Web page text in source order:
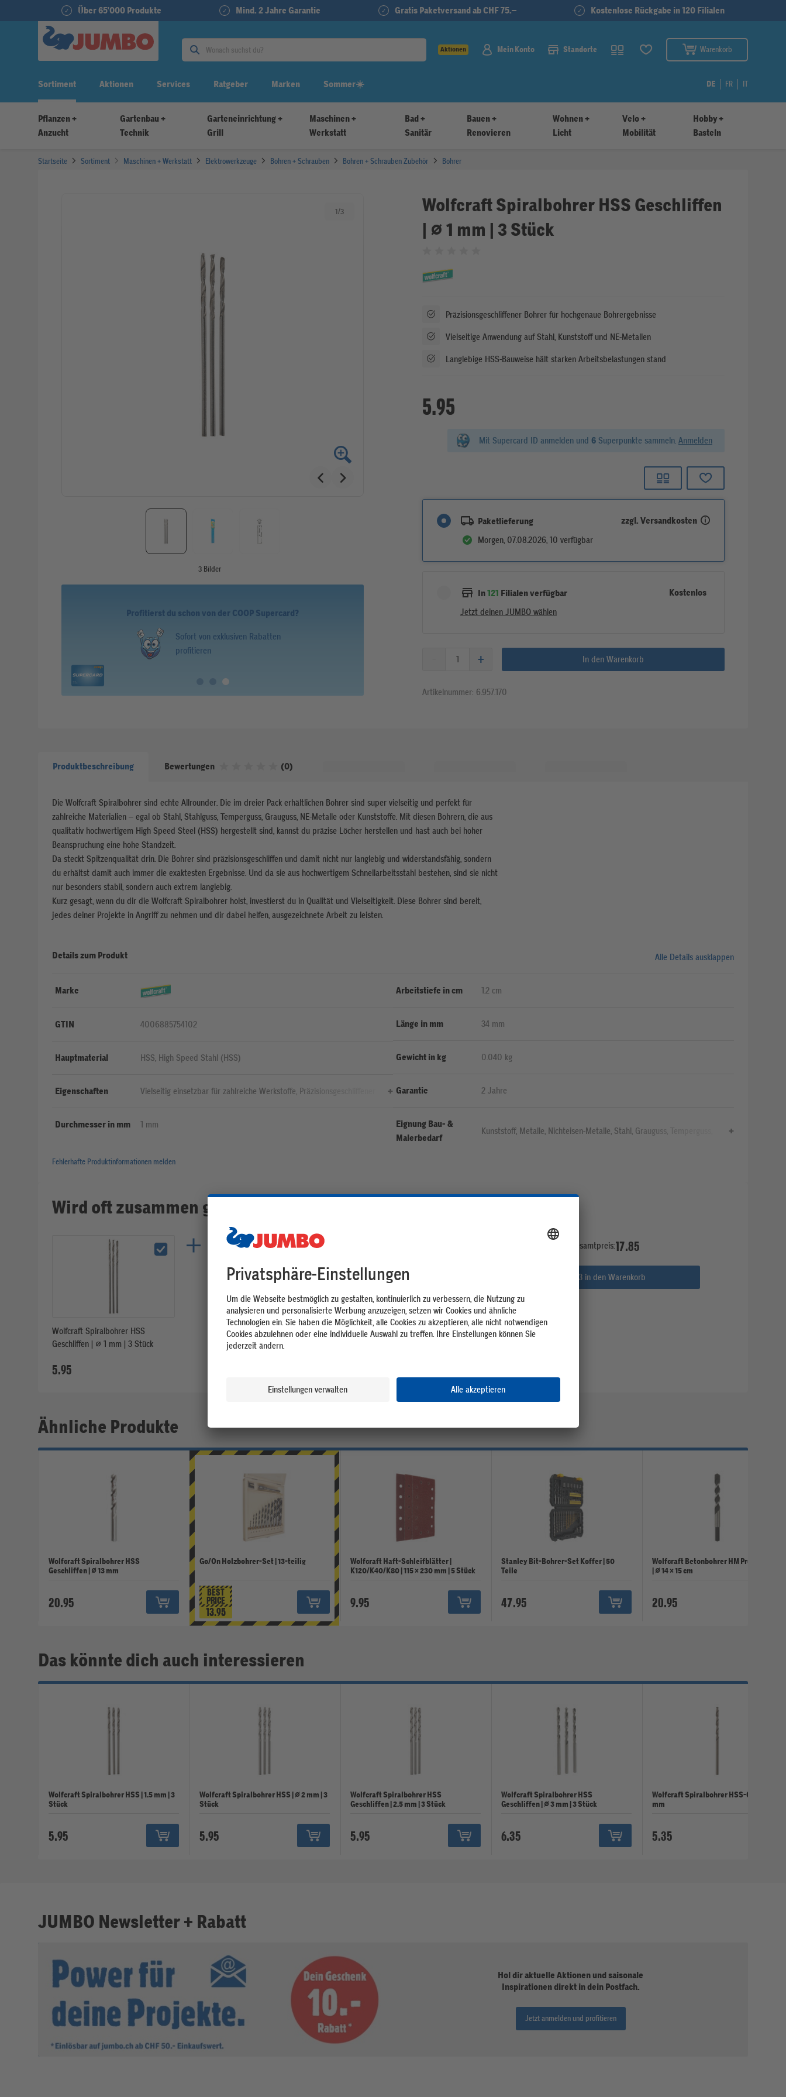
Über 65'000 Produkte Mind. 2 Jahre Garantie Gratis Paketversand ab CHF 75.– Kostenlose Rückgabe in 120 Filialen
Aktionen Mein Konto Standorte Warenkorb
Sortiment
Pflanzen +
Anzucht
Gartenbau +
Technik
Garteneinrichtung +
Grill
Maschinen +
Werkstatt
Bad +
Sanitär
Bauen +
Renovieren
Wohnen +
Licht
Velo +
Mobilität
Hobby +
Basteln
Aktionen Services Ratgeber Marken Sommer☀️ DE FR IT
Startseite Sortiment Maschinen + Werkstatt Elektrowerkzeuge Bohren + Schrauben Bohren + Schrauben Zubehör Bohrer
1/3
3 Bilder
Wolfcraft Spiralbohrer HSS Geschliffen
| ⌀ 1 mm | 3 Stück
Präzisionsgeschliffener Bohrer für hochgenaue Bohrergebnisse
Vielseitige Anwendung auf Stahl, Kunststoff und NE-Metallen
Langlebige HSS-Bauweise hält starken Arbeitsbelastungen stand
5.95
Mit Supercard ID anmelden und 6 Superpunkte sammeln. Anmelden
Paketlieferung zzgl. Versandkosten
Morgen, 07.08.2026, 10 verfügbar
In121 Filialen verfügbar Kostenlos
Jetzt deinen JUMBO wählen
In den Warenkorb
Artikelnummer: 6.957.170
Profitierst du schon von der COOP Supercard?
Sofort von exklusiven Rabatten
profitieren
Produktbeschreibung Bewertungen Bewertet mit 0 von 5 Sternen
(0)
Die Wolfcraft Spiralbohrer sind echte Allrounder. Die im dreier Pack erhältlichen Bohrer sind super vielseitig und perfekt für
zahlreiche Materialien – egal ob Stahl, Stahlguss, Temperguss, Grauguss, NE-Metalle oder Kunststoffe. Mit diesen Bohrern, die aus
qualitativ hochwertigem High Speed Steel (HSS) hergestellt sind, kannst du präzise Löcher herstellen und hast auch bei hoher
Beanspruchung eine hohe Standzeit.
Da steckt Spitzenqualität drin. Die Bohrer sind präzisionsgeschliffen und damit nicht nur langlebig und widerstandsfähig, sondern
du erhältst damit auch immer die exaktesten Ergebnisse. Und da sie aus hochwertigem Schnellarbeitsstahl bestehen, sind sie nicht
nur besonders stabil, sondern auch extrem langlebig.
Kurz gesagt, wenn du dir die Wolfcraft Spiralbohrer holst, investierst du in Qualität und Vielseitigkeit. Diese Bohrer sind bereit,
jedes deiner Projekte in Angriff zu nehmen und dir dabei helfen, ausgezeichnete Arbeit zu leisten.
Details zum Produkt Alle Details ausklappen
Marke
GTIN 4006885754102
Hauptmaterial HSS, High Speed Stahl (HSS)
Eigenschaften
Vielseitig einsetzbar für zahlreiche Werkstoffe, Präzisionsgeschliffener
Langlebig und widerstandsfähig, Hohe Standzeit bei hoher
Durchmesser in mm 1 mm
Arbeitstiefe in cm 1.2 cm
Länge in mm 34 mm
Gewicht in kg 0.040 kg
Garantie 2 Jahre
Eignung Bau- &
Malerbedarf
Kunststoff, Metalle, Nichteisen-Metalle, Stahl, Grauguss, Temperguss,
Fehlerhafte Produktinformationen melden
Wird oft zusammen gekauft
Wolfcraft Spiralbohrer HSS
Geschliffen | ⌀ 1 mm | 3 Stück
5.95
Wolfcraft Spiralbohrer HSS | 1.5 mm
| 3 Stück
Wolfcraft Spiralbohrer HSS | ⌀ 2
Gesamtpreis:17.85
Alle 3 in den Warenkorb
Ähnliche Produkte
Wolfcraft Spiralbohrer HSS
Geschliffen | ⌀ 13 mm
20.95
Go/On Holzbohrer-Set | 13-teilig
BEST
PRICE
13.95
Wolfcraft Haft-Schleifblätter |
K120/K40/K80 | 115 × 230 mm | 5 Stück
9.95
Stanley Bit-Bohrer-Set Koffer | 50
Teile
47.95
Wolfcraft Betonbohrer HM Professional
| ⌀ 14 × 15 cm
20.95
Das könnte dich auch interessieren
Wolfcraft Spiralbohrer HSS | 1.5 mm | 3
Stück
5.95
Wolfcraft Spiralbohrer HSS | ⌀ 2 mm | 3
Stück
5.95
Wolfcraft Spiralbohrer HSS
Geschliffen | 2.5 mm | 3 Stück
5.95
Wolfcraft Spiralbohrer HSS
Geschliffen | ⌀ 3 mm | 3 Stück
6.35
Wolfcraft Spiralbohrer HSS-Co | ⌀ 2
mm
5.35
JUMBO Newsletter + Rabatt
Hol dir aktuelle Aktionen und saisonale
Inspirationen direkt in dein Postfach.
Jetzt anmelden und profitieren